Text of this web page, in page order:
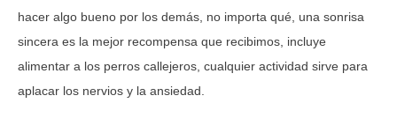
hacer algo bueno por los demás, no importa qué, una sonrisa
sincera es la mejor recompensa que recibimos, incluye
alimentar a los perros callejeros, cualquier actividad sirve para
aplacar los nervios y la ansiedad.